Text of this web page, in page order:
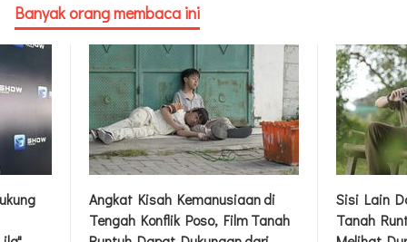
Banyak orang membaca ini
Angkat Kisah Kemanusiaan di
Tengah Konflik Poso, Film Tanah
Sisi Lain
Tanah